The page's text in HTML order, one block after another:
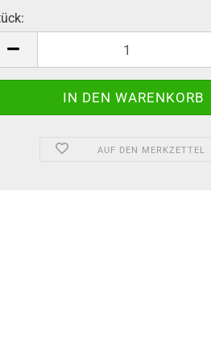
AUF DEN MERKZETTEL